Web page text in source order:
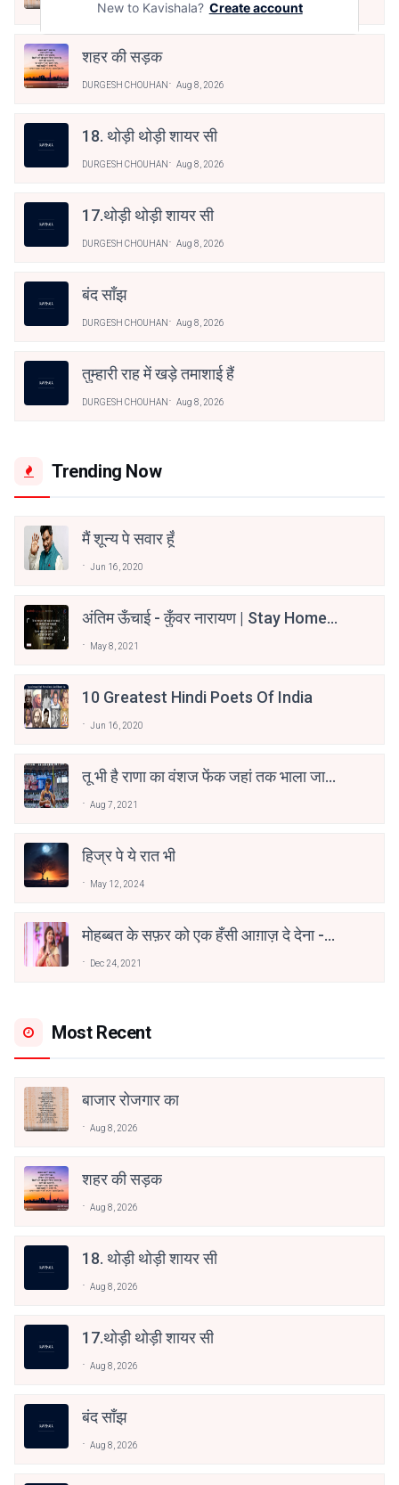
DURGESH CHOUHAN Aug 8, 2026
शहर की सड़क
DURGESH CHOUHAN Aug 8, 2026
18. थोड़ी थोड़ी शायर सी
DURGESH CHOUHAN Aug 8, 2026
17.थोड़ी थोड़ी शायर सी
DURGESH CHOUHAN Aug 8, 2026
बंद साँझ
DURGESH CHOUHAN Aug 8, 2026
तुम्हारी राह में खड़े तमाशाई हैं
DURGESH CHOUHAN Aug 8, 2026
Trending Now
मैं शून्य पे सवार हूँ
Jun 16, 2020
अंतिम ऊँचाई - कुँवर नारायण | Stay Home
May 8, 2021
10 Greatest Hindi Poets Of India
Jun 16, 2020
तू भी है राणा का वंशज फेंक जहां तक भाला जाए:
Aug 7, 2021
हिज्र पे ये रात भी
May 12, 2024
मोहब्बत के सफ़र को एक हँसी आग़ाज़ दे देना -
Dec 24, 2021
Most Recent
बाजार रोजगार का
Aug 8, 2026
शहर की सड़क
Aug 8, 2026
18. थोड़ी थोड़ी शायर सी
Aug 8, 2026
17.थोड़ी थोड़ी शायर सी
Aug 8, 2026
बंद साँझ
Aug 8, 2026
New to Kavishala? Create account